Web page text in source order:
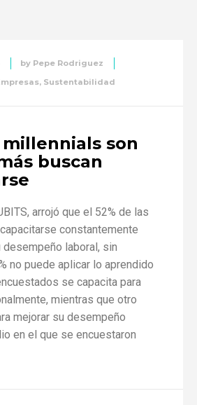
by Pepe Rodriguez
, Sustentabilidad
son
buscan
arrojó que el 52% de las
constantemente
desempeño laboral, sin
no puede aplicar lo aprendido
se capacita para
mientras que otro
mejorar su desempeño
en el que se encuestaron